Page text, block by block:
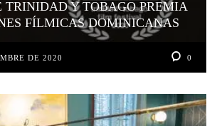
TRINIDAD Y TOBAGO PREMIA
FÍLMICAS DOMINICANAS
DE 2020 0